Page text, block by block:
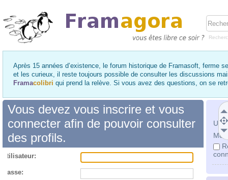
Après 15 années d’existence, le forum historique de Framasoft, ferme
et les curieux, il reste toujours possible de consulter les discussions
Framacolibri qui prend la relève. Si vous avez des questions, on se
Mot
Vous devez vous inscrire et vous
connecter afin de pouvoir consulter
des profils.
passe: